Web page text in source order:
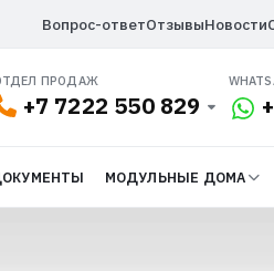
Вопрос-ответОтзывыНовости
ПРОДАЖ
+7 7222 550 829
МОДУЛЬНЫЕ ДОМА